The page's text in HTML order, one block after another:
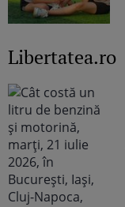
Libertatea.ro